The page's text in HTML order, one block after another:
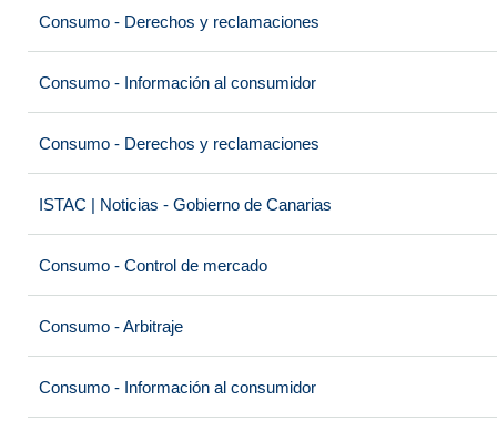
Consumo - Derechos y reclamaciones
Consumo - Información al consumidor
Consumo - Derechos y reclamaciones
ISTAC | Noticias - Gobierno de Canarias
Consumo - Control de mercado
Consumo - Arbitraje
Consumo - Información al consumidor